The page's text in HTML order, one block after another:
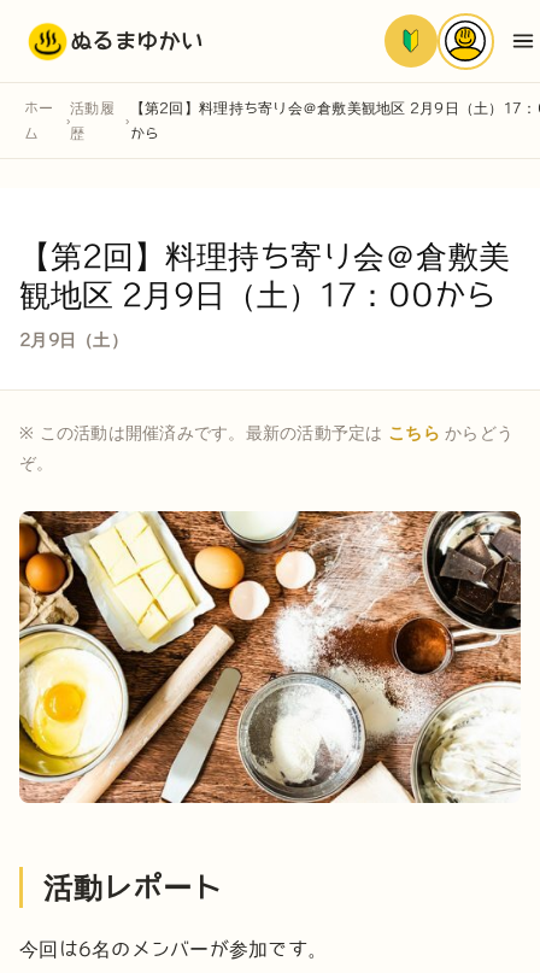
ぬるまゆかい
ホー
ム
›
活動履
歴
›
【第2回】料理持ち寄り会＠倉敷美観地区 2月9日（土）17
から
【第2回】料理持ち寄り会＠倉敷美
観地区 2月9日（土）17：00から
2月9日（土）
※ この活動は開催済みです。最新の活動予定は こちら からどう
ぞ。
活動レポート
今回は6名のメンバーが参加です。